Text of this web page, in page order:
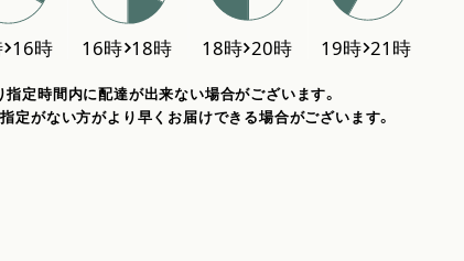
定時間内に配達が出来ない場合がございます。
定がない方がより早くお届けできる場合がございます。